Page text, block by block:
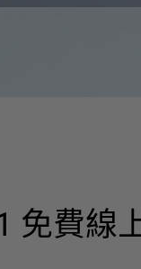
免費線